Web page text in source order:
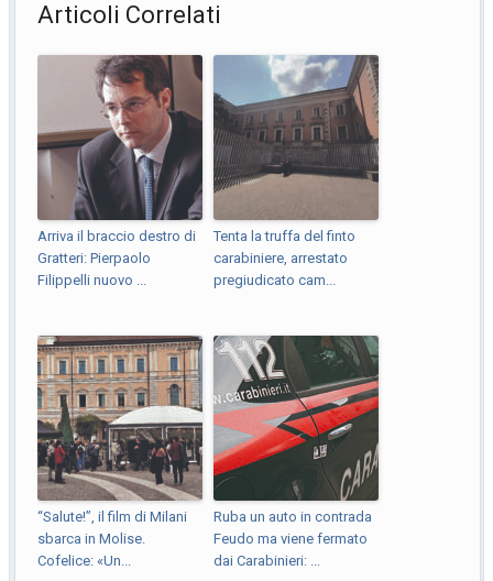
Articoli Correlati
Arriva il braccio destro di
Gratteri: Pierpaolo
Filippelli nuovo ...
Tenta la truffa del finto
carabiniere, arrestato
pregiudicato cam...
“Salute!”, il film di Milani
sbarca in Molise.
Cofelice: «Un...
Ruba un auto in contrada
Feudo ma viene fermato
dai Carabinieri: ...